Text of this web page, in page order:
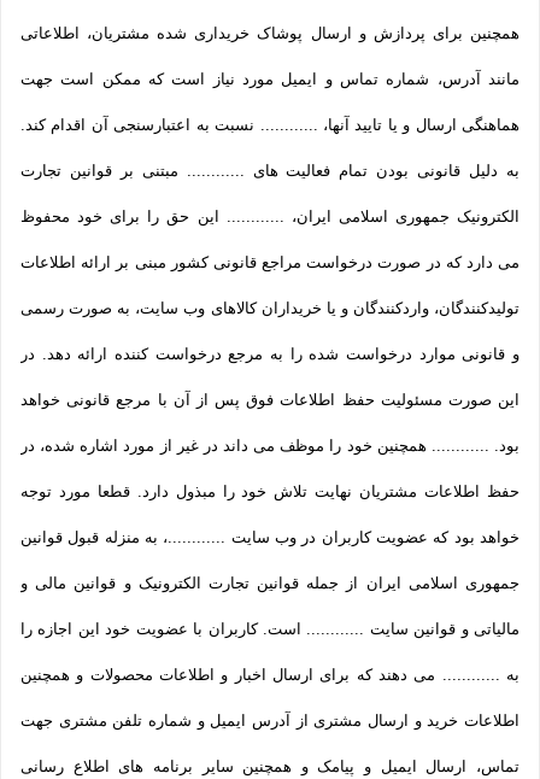
همچنین برای پردازش و ارسال پوشاک خریداری شده مشتریان، اطلاعاتی
مانند آدرس، شماره تماس و ایمیل مورد نیاز است که ممکن است جهت
هماهنگی ارسال و یا تایید آنها، ............ نسبت به اعتبارسنجی آن اقدام کند.
به دلیل قانونی بودن تمام فعالیت های ............ مبتنی بر قوانین تجارت
الکترونیک جمهوری اسلامی ایران، ............ این حق را برای خود محفوظ
می دارد که در صورت درخواست مراجع قانونی کشور مبنی بر ارائه اطلاعات
تولیدکنندگان، واردکنندگان و یا خریداران کالاهای وب سایت، به صورت رسمی
و قانونی موارد درخواست شده را به مرجع درخواست کننده ارائه دهد. در
این صورت مسئولیت حفظ اطلاعات فوق پس از آن با مرجع قانونی خواهد
بود. ............ همچنین خود را موظف می داند در غیر از مورد اشاره شده، در
حفظ اطلاعات مشتریان نهایت تلاش خود را مبذول دارد. قطعا مورد توجه
خواهد بود که عضویت کاربران در وب سایت ............، به منزله قبول قوانین
جمهوری اسلامی ایران از جمله قوانین تجارت الکترونیک و قوانین مالی و
مالیاتی و قوانین سایت ............ است. کاربران با عضویت خود این اجازه را
به ............ می دهند که برای ارسال اخبار و اطلاعات محصولات و همچنین
اطلاعات خرید و ارسال مشتری از آدرس ایمیل و شماره تلفن مشتری جهت
تماس، ارسال ایمیل و پیامک و همچنین سایر برنامه های اطلاع رسانی